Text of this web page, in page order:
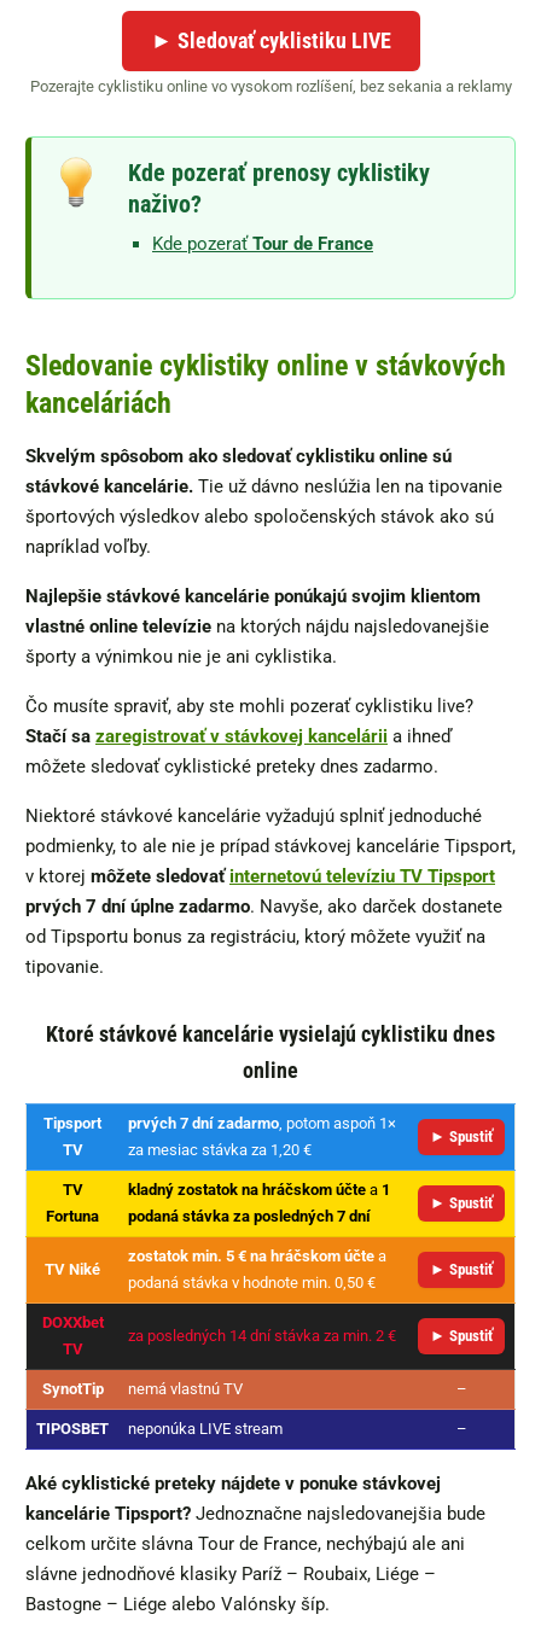
► Sledovať cyklistiku LIVE
Pozerajte cyklistiku online vo vysokom rozlíšení, bez sekania a reklamy
Kde pozerať prenosy cyklistiky
naživo?
Kde pozeraťTour de France
Sledovanie cyklistiky online v stávkových
kanceláriách
Skvelým spôsobom ako sledovať cyklistiku online sú
stávkové kancelárie. Tie už dávno neslúžia len na tipovanie
športových výsledkov alebo spoločenských stávok ako sú
napríklad voľby.
Najlepšie stávkové kancelárie ponúkajú svojim klientom
vlastné online televízie na ktorých nájdu najsledovanejšie
športy a výnimkou nie je ani cyklistika.
Čo musíte spraviť, aby ste mohli pozerať cyklistiku live?
Stačí sa zaregistrovať v stávkovej kancelárii a ihneď
môžete sledovať cyklistické preteky dnes zadarmo.
Niektoré stávkové kancelárie vyžadujú splniť jednoduché
podmienky, to ale nie je prípad stávkovej kancelárie Tipsport,
v ktorej môžete sledovaťinternetovú televíziu TV Tipsport
prvých 7 dní úplne zadarmo. Navyše, ako darček dostanete
od Tipsportu bonus za registráciu, ktorý môžete využiť na
tipovanie.
Ktoré stávkové kancelárie vysielajú cyklistiku dnes
online
Tipsport
TV
prvých 7 dní zadarmo , potom aspoň 1×
za mesiac stávka za 1,20 €
► Spustiť
TV
Fortuna
kladný zostatok na hráčskom účte a 1
podaná stávka za posledných 7 dní
► Spustiť
TV Niké
zostatok min. 5 € na hráčskom účte a
podaná stávka v hodnote min. 0,50 €
► Spustiť
DOXXbet
TV
za posledných 14 dní stávka za min. 2 € ► Spustiť
SynotTip nemá vlastnú TV –
TIPOSBET neponúka LIVE stream –
Aké cyklistické preteky nájdete v ponuke stávkovej
kancelárie Tipsport? Jednoznačne najsledovanejšia bude
celkom určite slávna Tour de France, nechýbajú ale ani
slávne jednodňové klasiky Paríž – Roubaix, Liége –
Bastogne – Liége alebo Valónsky šíp.